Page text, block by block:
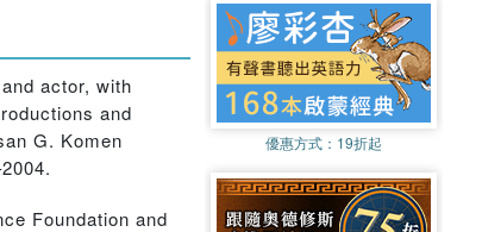
actor, with
and
G. Komen
Foundation and
優惠方式： 19折起